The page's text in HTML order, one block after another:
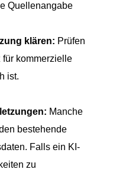
Quellenangabe
klären: Prüfen
kommerzielle
ist.
Manche
bestehende
Falls ein KI-
zu